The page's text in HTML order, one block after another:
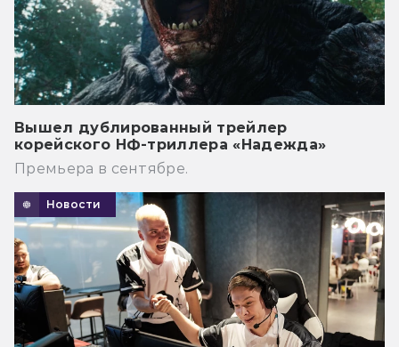
Вышел дублированный трейлер
корейского НФ-триллера «Надежда»
Премьера в сентябре.
Новости